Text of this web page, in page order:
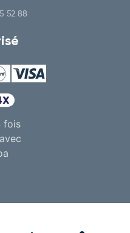
52 88
fois